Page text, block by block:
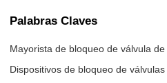
Palabras Claves
Mayorista de bloqueo de válvula
Dispositivos de bloqueo de